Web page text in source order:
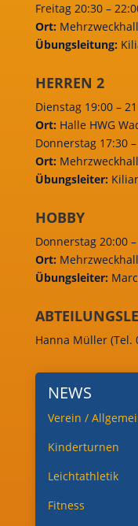
Freitag 20:30 –
Ort:
Übungsleitung:
HERREN 2
Dienstag 19:00 –
Ort:Halle HWG
Donnerstag 17:30
Ort:
Übungsleiter:
HOBBY
Donnerstag 20:00
Ort:
Übungsleiter:
Hanna Müller (Tel.
NEWS
Verein /
Kinderturnen
Leichtathletik
Fitness